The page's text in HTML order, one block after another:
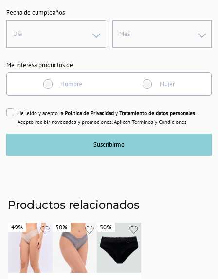
Fecha de cumpleaños
Día Mes
Me interesa productos de
Hombre Mujer
He leído y acepto la Política de Privacidady Tratamiento de datos personales.
Acepto recibir novedades y promociones. Aplican Términos y Condiciones
Suscribirme
Productos relacionados
49%
49% 50%
50% 50%
50%